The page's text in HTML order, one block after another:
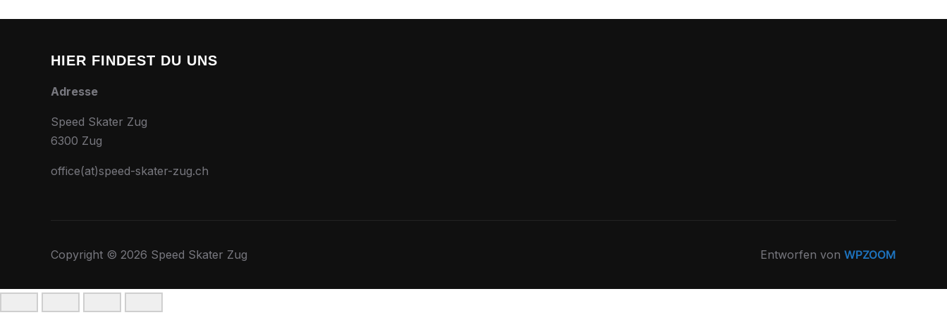
HIER FINDEST DU UNS
Adresse
Speed Skater Zug
6300 Zug
office(at)speed-skater-zug.ch
Copyright © 2026 Speed Skater Zug Entworfen von WPZOOM